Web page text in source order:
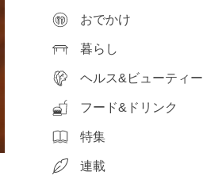
おでかけ
暮らし
ヘルス&ビューティー
フード&ドリンク
特集
連載